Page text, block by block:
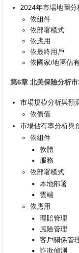
2024年市場地圖分
依組件
依部署模式
依應用
依最終用戶
依國家/地區佔
第6章 北美保險分析
市場規模分析與預
依價值
市場佔有率分析與
依組件
軟體
服務
依部署模式
本地部署
雲端
依應用
理賠管理
風險管理
客戶關係管
詐欺偵測